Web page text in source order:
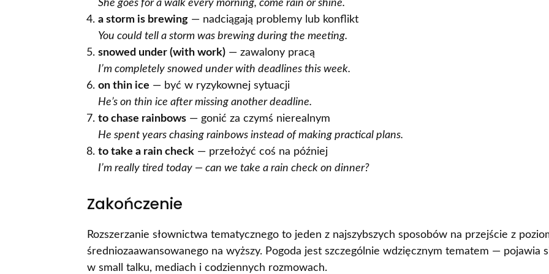
She goes for a walk every morning, come rain or shine.
a storm is brewing — nadciągają problemy lub konflikt
You could tell a storm was brewing during the meeting.
snowed under (with work) — zawalony pracą
I’m completely snowed under with deadlines this week.
on thin ice — być w ryzykownej sytuacji
He’s on thin ice after missing another deadline.
to chase rainbows — gonić za czymś nierealnym
He spent years chasing rainbows instead of making practical plans.
to take a rain check — przełożyć coś na później
I’m really tired today — can we take a rain check on dinner?
Zakończenie
Rozszerzanie słownictwa tematycznego to jeden z najszybszych sposobów na przejście z
średniozaawansowanego na wyższy. Pogoda jest szczególnie wdzięcznym tematem — pojawia
w small talku, mediach i codziennych rozmowach.